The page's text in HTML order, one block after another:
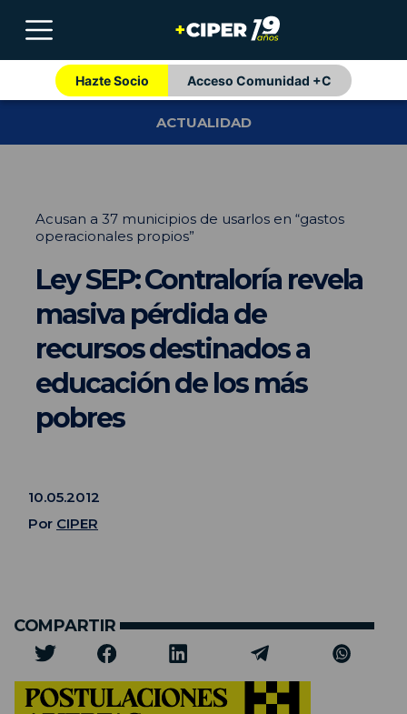
Hazte Socio Acceso Comunidad +C
ACTUALIDAD
Acusan a 37 municipios de usarlos en “gastos
operacionales propios”
Ley SEP: Contraloría revela
masiva pérdida de
recursos destinados a
educación de los más
pobres
10.05.2012
Por CIPER
COMPARTIR